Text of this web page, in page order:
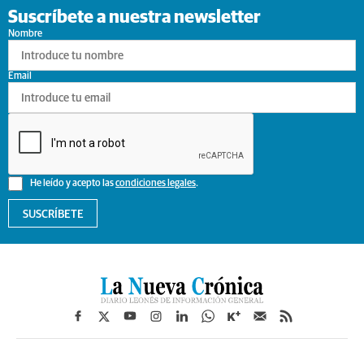
Suscríbete a nuestra newsletter
Nombre
He leído y acepto lascondiciones legales.
Email
SUSCRÍBETE